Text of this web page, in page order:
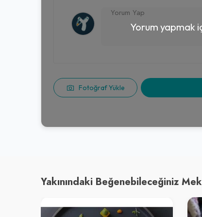
Fotoğraf Yükle
Yorum yapmak
Yakınındaki Beğenebileceğiniz